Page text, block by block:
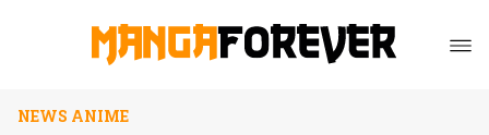
NEWS ANIME